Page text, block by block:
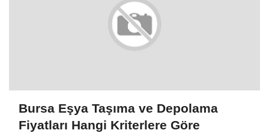
Bursa Eşya Taşıma ve Depolama
Fiyatları Hangi Kriterlere Göre